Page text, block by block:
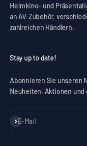
Heimkino- und
an AV-Zubehör,
zahlreichen Händlern.
Stay up to date!
Abonnieren Sie unseren
Neuheiten, Aktionen und
E-Mail
Abonnieren